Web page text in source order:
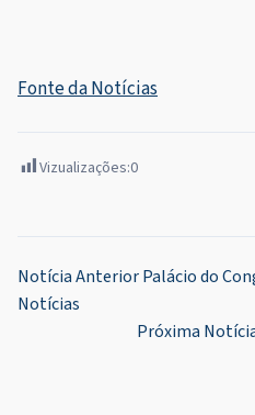
Fonte da Notícias
Vizualizações:0
Navegação
Notícia AnteriorPalácio do
Notícias
Próxima